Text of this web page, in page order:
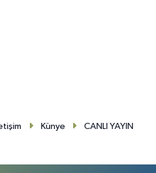
Künye CANLI YAYIN